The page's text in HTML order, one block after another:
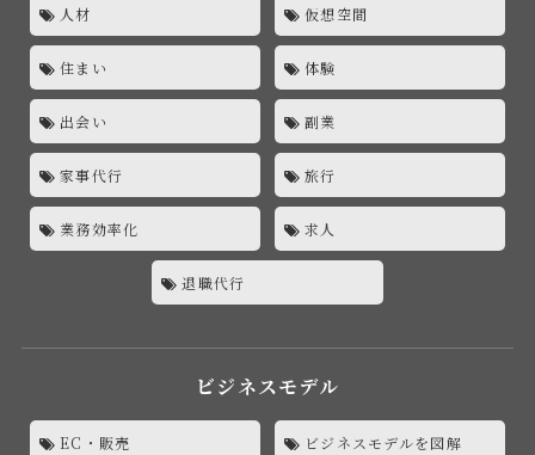
人材 仮想空間
住まい 体験
出会い 副業
家事代行 旅行
業務効率化 求人
退職代行
ビジネスモデル
EC・販売 ビジネスモデルを図解